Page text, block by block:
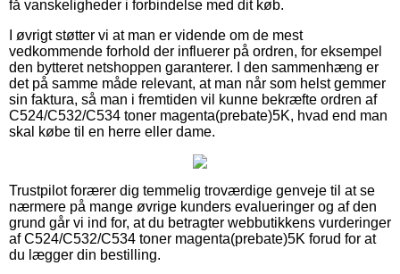
få vanskeligheder i forbindelse med dit køb.
I øvrigt støtter vi at man er vidende om de mest
vedkommende forhold der influerer på ordren, for eksempel
den bytteret netshoppen garanterer. I den sammenhæng er
det på samme måde relevant, at man når som helst gemmer
sin faktura, så man i fremtiden vil kunne bekræfte ordren af
C524/C532/C534 toner magenta(prebate)5K, hvad end man
skal købe til en herre eller dame.
Trustpilot forærer dig temmelig troværdige genveje til at se
nærmere på mange øvrige kunders evalueringer og af den
grund går vi ind for, at du betragter webbutikkens vurderinger
af C524/C532/C534 toner magenta(prebate)5K forud for at
du lægger din bestilling.